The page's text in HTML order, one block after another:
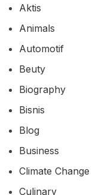
Aktis
Animals
Automotif
Beuty
Biography
Bisnis
Blog
Business
Climate Change
Culinary